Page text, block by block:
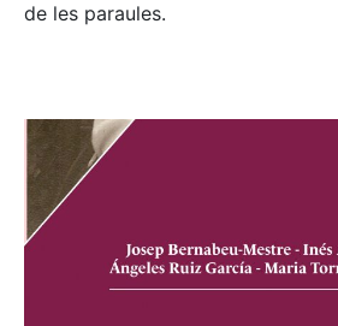
de les paraules.